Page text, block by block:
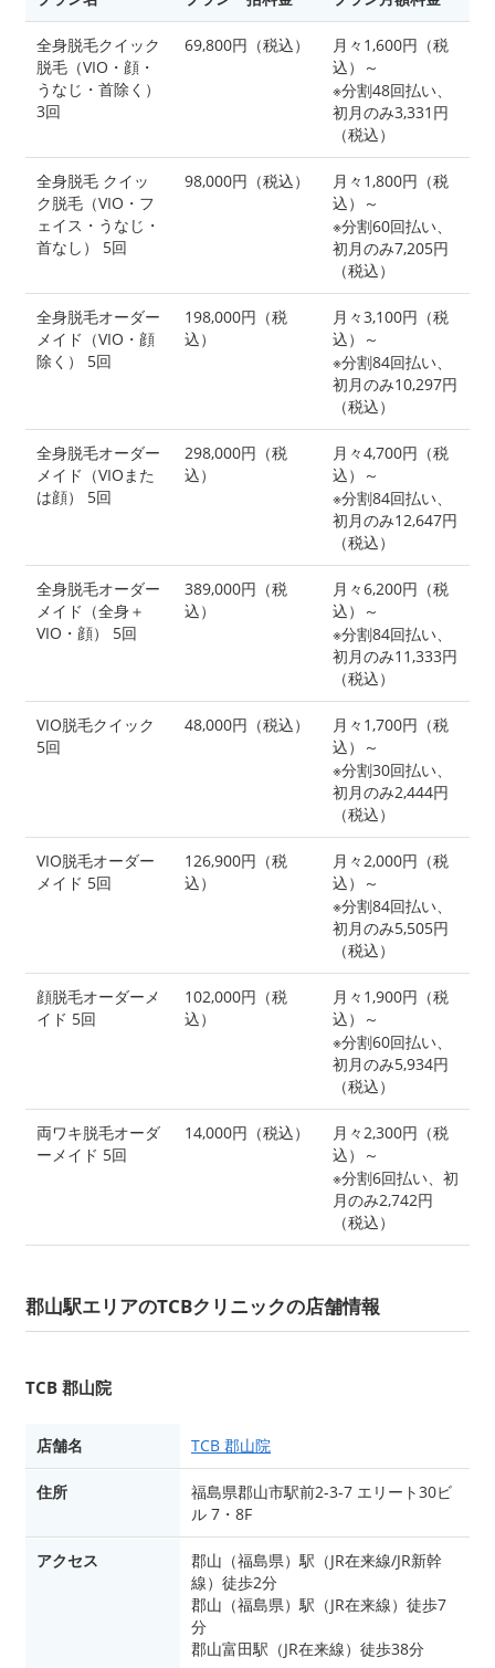
全身脱毛クイック
脱毛（VIO・顔・
うなじ・首除く）
3回
69,800円（税込）
月々1,600円（税
込）～
※分割48回払い、
初月のみ3,331円
（税込）
全身脱毛 クイッ
ク脱毛（VIO・フ
ェイス・うなじ・
首なし） 5回
98,000円（税込）
月々1,800円（税
込）～
※分割60回払い、
初月のみ7,205円
（税込）
全身脱毛オーダー
メイド（VIO・顔
除く） 5回
198,000円（税
込）
月々3,100円（税
込）～
※分割84回払い、
初月のみ10,297円
（税込）
全身脱毛オーダー
メイド（VIOまた
は顔） 5回
298,000円（税
込）
月々4,700円（税
込）～
※分割84回払い、
初月のみ12,647円
（税込）
全身脱毛オーダー
メイド（全身＋
VIO・顔） 5回
389,000円（税
込）
月々6,200円（税
込）～
※分割84回払い、
初月のみ11,333円
（税込）
VIO脱毛クイック
5回
48,000円（税込）
月々1,700円（税
込）～
※分割30回払い、
初月のみ2,444円
（税込）
VIO脱毛オーダー
メイド 5回
126,900円（税
込）
月々2,000円（税
込）～
※分割84回払い、
初月のみ5,505円
（税込）
顔脱毛オーダーメ
イド 5回
102,000円（税
込）
月々1,900円（税
込）～
※分割60回払い、
初月のみ5,934円
（税込）
両ワキ脱毛オーダ
ーメイド 5回
14,000円（税込）
月々2,300円（税
込）～
※分割6回払い、初
月のみ2,742円
（税込）
郡山駅エリアのTCBクリニックの店舗情報
TCB 郡山院
店舗名 TCB 郡山院
住所
福島県郡山市駅前2-3-7 エリート30ビ
ル 7・8F
アクセス
郡山（福島県）駅（JR在来線/JR新幹
線）徒歩2分
郡山（福島県）駅（JR在来線）徒歩7
分
郡山富田駅（JR在来線）徒歩38分